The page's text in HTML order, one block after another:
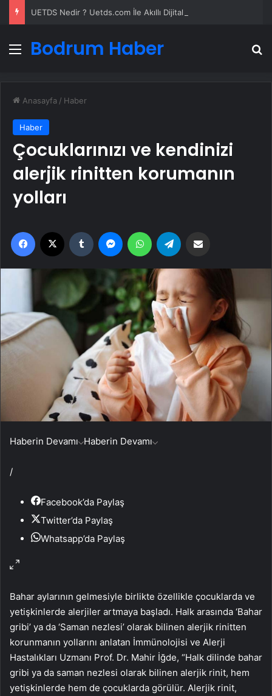
Menü
Bodrum Haber
Anasayfa / Haber
Haber
Çocuklarınızı ve kendinizi
alerjik rinitten korumanın
yolları
Facebook Tumblr MessengerWhatsApp
Haberin Devamı Haberin Devamı
/
Facebook’da Paylaş
Twitter’da Paylaş
Whatsapp’da Paylaş
Bahar aylarının gelmesiyle birlikte özellikle çocuklarda ve
yetişkinlerde alerjiler artmaya başladı. Halk arasında ‘Bahar
gribi’ ya da ‘Saman nezlesi’ olarak bilinen alerjik rinitten
korunmanın yollarını anlatan İmmünolojisi ve Alerji
Hastalıkları Uzmanı Prof. Dr. Mahir İğde, “Halk dilinde bahar
gribi ya da saman nezlesi olarak bilinen alerjik rinit, hem
yetişkinlerde hem de çocuklarda görülür. Alerjik rinit,